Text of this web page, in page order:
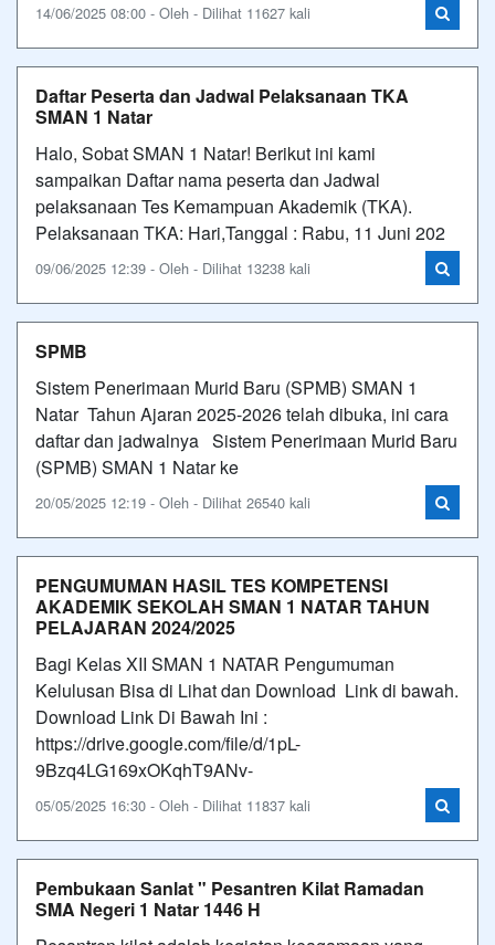
14/06/2025 08:00 - Oleh - Dilihat 11627 kali
Daftar Peserta dan Jadwal Pelaksanaan TKA
SMAN 1 Natar
Halo, Sobat SMAN 1 Natar! Berikut ini kami
sampaikan Daftar nama peserta dan Jadwal
pelaksanaan Tes Kemampuan Akademik (TKA).
Pelaksanaan TKA: Hari,Tanggal : Rabu, 11 Juni 202
09/06/2025 12:39 - Oleh - Dilihat 13238 kali
SPMB
Sistem Penerimaan Murid Baru (SPMB) SMAN 1
Natar Tahun Ajaran 2025-2026 telah dibuka, ini cara
daftar dan jadwalnya Sistem Penerimaan Murid Baru
(SPMB) SMAN 1 Natar ke
20/05/2025 12:19 - Oleh - Dilihat 26540 kali
PENGUMUMAN HASIL TES KOMPETENSI
AKADEMIK SEKOLAH SMAN 1 NATAR TAHUN
PELAJARAN 2024/2025
Bagi Kelas XII SMAN 1 NATAR Pengumuman
Kelulusan Bisa di Lihat dan Download Link di bawah.
Download Link Di Bawah Ini :
https://drive.google.com/file/d/1pL-
9Bzq4LG169xOKqhT9ANv-
05/05/2025 16:30 - Oleh - Dilihat 11837 kali
Pembukaan Sanlat " Pesantren Kilat Ramadan
SMA Negeri 1 Natar 1446 H